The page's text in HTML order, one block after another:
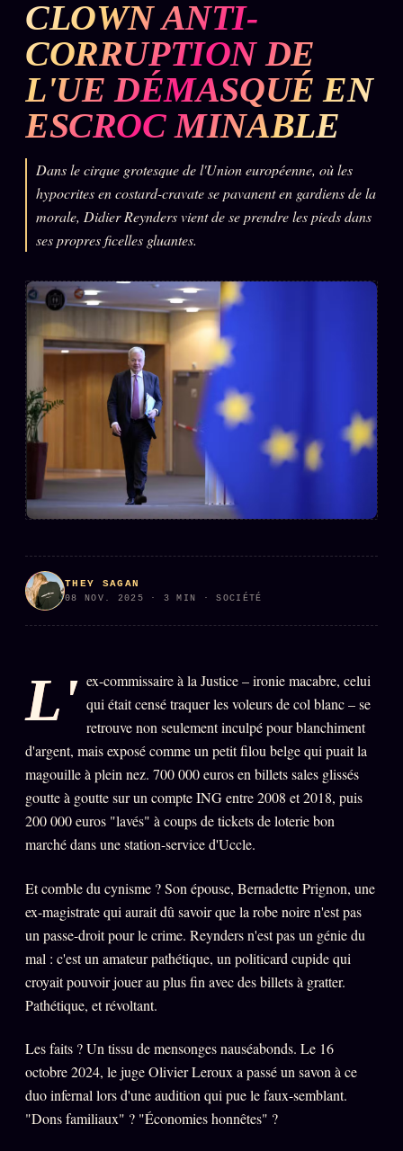
N L'ARCHIVE
✉ INSCRIPTION À LA NEWSLETTER
TOUTES LES RUBRIQUES →
DÉTONATIONS
RENSEIGNEMENT
BUREAU DE
TENDANCES
MACRONLEAKS
ALT NEWS
PRÉDICTIONS INFOFICTION
L'ORACLE Z/S 12 PRODUITS
Chat Oracle LIVE
Oracle z/S
Oracle Analyse
24€
Oracle Couples
Oracle Famille
Oracle Sigil Sonore
Oracle Parfum
Oracle Anniversaire
Oracle Carte du Jour
Oracle Algorithme
Audit Social
KÉTAMINE
BRAQUAGE2021
SUSPECTE
Compte Suspendu2024
CLOWN ANTI-
CORRUPTION DE
L'UE DÉMASQUÉ EN
ESCROC MINABLE
Dans le cirque grotesque de l'Union européenne, où les
hypocrites en costard-cravate se pavanent en gardiens de la
morale, Didier Reynders vient de se prendre les pieds dans
ses propres ficelles gluantes.
THEY SAGAN
08 NOV. 2025 · 3 MIN · SOCIÉTÉ
L' ex-commissaire à la Justice – ironie macabre, celui
qui était censé traquer les voleurs de col blanc – se
retrouve non seulement inculpé pour blanchiment
d'argent, mais exposé comme un petit filou belge qui puait la
magouille à plein nez. 700 000 euros en billets sales glissés
goutte à goutte sur un compte ING entre 2008 et 2018, puis
200 000 euros "lavés" à coups de tickets de loterie bon
marché dans une station-service d'Uccle.
Et comble du cynisme ? Son épouse, Bernadette Prignon, une
ex-magistrate qui aurait dû savoir que la robe noire n'est pas
un passe-droit pour le crime. Reynders n'est pas un génie du
mal : c'est un amateur pathétique, un politicard cupide qui
croyait pouvoir jouer au plus fin avec des billets à gratter.
Pathétique, et révoltant.
Les faits ? Un tissu de mensonges nauséabonds. Le 16
octobre 2024, le juge Olivier Leroux a passé un savon à ce
duo infernal lors d'une audition qui pue le faux-semblant.
"Dons familiaux" ? "Économies honnêtes" ?